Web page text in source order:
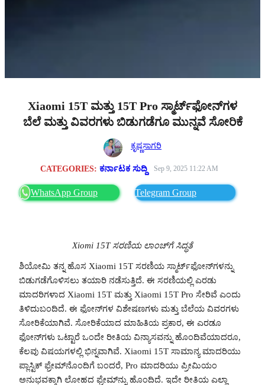
Xiaomi 15T ಮತ್ತು 15T Pro ಸ್ಮಾರ್ಟ್‌ಫೋನ್‌ಗಳ
ಬೆಲೆ ಮತ್ತು ವಿವರಗಳು ಬಿಡುಗಡೆಗೂ ಮುನ್ನವೆ ಸೋರಿಕೆ
ಕೃಷ್ಣಸಾಗರಿ
CATEGORIES:ಕರ್ನಾಟಕ ಸುದ್ದಿ Sep 9, 2025 11:22 AM
WhatsApp Group Telegram Group
Xiomi 15T ಸರಣಿಯ ಲಾಂಚ್‌ಗೆ ಸಿದ್ಧತೆ
ಶಿಯೋಮಿ ತನ್ನ ಹೊಸ Xiaomi 15T ಸರಣಿಯ ಸ್ಮಾರ್ಟ್‌ಫೋನ್‌ಗಳನ್ನು
ಬಿಡುಗಡೆಗೊಳಿಸಲು ತಯಾರಿ ನಡೆಸುತ್ತಿದೆ. ಈ ಸರಣಿಯಲ್ಲಿ ಎರಡು
ಮಾದರಿಗಳಾದ Xiaomi 15T ಮತ್ತು Xiaomi 15T Pro ಸೇರಿವೆ ಎಂದು
ತಿಳಿದುಬಂದಿದೆ. ಈ ಫೋನ್‌ಗಳ ವಿಶೇಷಣಗಳು ಮತ್ತು ಬೆಲೆಯ ವಿವರಗಳು
ಸೋರಿಕೆಯಾಗಿವೆ. ಸೋರಿಕೆಯಾದ ಮಾಹಿತಿಯ ಪ್ರಕಾರ, ಈ ಎರಡೂ
ಫೋನ್‌ಗಳು ಒಟ್ಟಾರೆ ಒಂದೇ ರೀತಿಯ ವಿನ್ಯಾಸವನ್ನು ಹೊಂದಿವೆಯಾದರೂ,
ಕೆಲವು ವಿಷಯಗಳಲ್ಲಿ ಭಿನ್ನವಾಗಿವೆ. Xiaomi 15T ಸಾಮಾನ್ಯ ಮಾದರಿಯು
ಪ್ಲಾಸ್ಟಿಕ್ ಫ್ರೇಮ್‌ನೊಂದಿಗೆ ಬಂದರೆ, Pro ಮಾದರಿಯು ಪ್ರೀಮಿಯಂ
ಅನುಭವಕ್ಕಾಗಿ ಲೋಹದ ಫ್ರೇಮ್‌ನ್ನು ಹೊಂದಿದೆ. ಇದೇ ರೀತಿಯ ಎಲ್ಲಾ